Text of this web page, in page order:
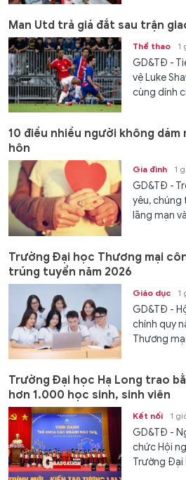
Man Utd trả giá đắt sau trận
Thể thao 1
GD&TĐ -
vệ Luke
cùng dính
10 điều nhiều người không
hôn
Gia đình 1
GD&TĐ -
yêu, chúng
lãng mạn
Trường Đại học Thương mại
trúng tuyển năm 2026
Giáo dục 1
GD&TĐ -
chính quy
Thương
Trường Đại học Hạ Long trao
hơn 1.000 học sinh, sinh viên
Kết nối 1
GD&TĐ -
chức Hội
Trường Đại